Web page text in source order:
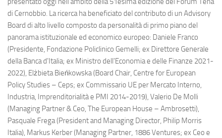
di Cernobbio. La ricerca ha beneficiato del contributo di un Advisory
Board di alto livello composto da personalità di primo piano del
panorama istituzionale ed economico europeo: Daniele Franco
(Presidente, Fondazione Policlinico Gemelli; ex Direttore Generale
della Banca d'Italia; ex Ministro dell'Economia e delle Finanze 2021-
2022), Elżbieta Bieńkowska (Board Chair, Centre for European
Policy Studies – Ceps; ex Commissario UE per Mercato Interno,
Industria, Imprenditorialità e PMI 2014-2019), Valerio De Molli
(Managing Partner & Ceo, The European House – Ambrosetti),
Pasquale Frega (President and Managing Director, Philip Morris
Italia), Markus Kerber (Managing Partner, 1886 Ventures; ex Ceo e